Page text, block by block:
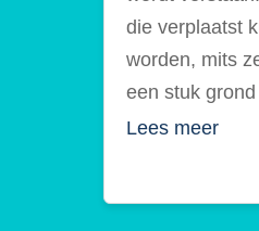
die verplaatst
worden, mits
een stuk
Lees meer